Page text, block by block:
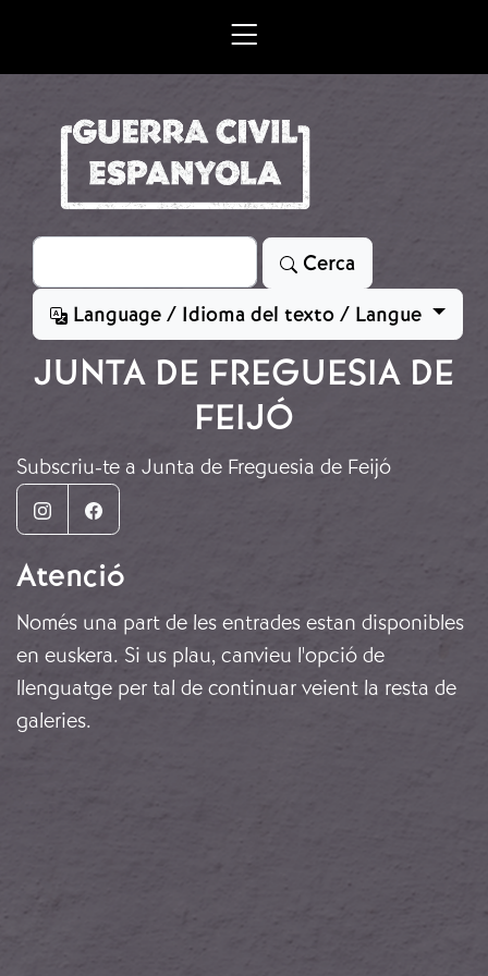
Cerca
Cerca
Language / Idioma del texto / Langue
JUNTA DE FREGUESIA DE
FEIJÓ
Subscriu-te a Junta de Freguesia de Feijó
InstagramFacebook
Atenció
Només una part de les entrades estan disponibles
en euskera. Si us plau, canvieu l'opció de
llenguatge per tal de continuar veient la resta de
galeries.